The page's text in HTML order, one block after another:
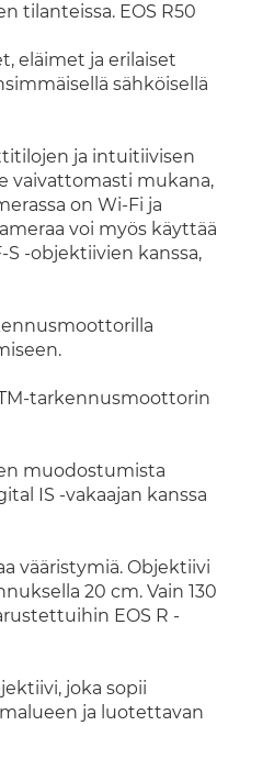
tilanteissa. EOS R50
eläimet ja erilaiset
sähköisellä
ja intuitiivisen
vaivattomasti mukana,
on Wi-Fi ja
voi myös käyttää
S -objektiivien kanssa,
tarkennusmoottorin
muodostumista
IS -vakaajan kanssa
vääristymiä. Objektiivi
20 cm. Vain 130
EOS R -
joka sopii
ja luotettavan